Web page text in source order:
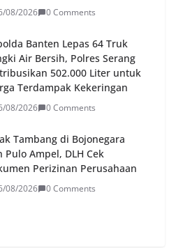
08/2026 0 Comments
Banten Lepas 64 Truk
Air Bersih, Polres Serang
502.000 Liter untuk
Terdampak Kekeringan
08/2026 0 Comments
Tambang di Bojonegara
Pulo Ampel, DLH Cek
Perizinan Perusahaan
08/2026 0 Comments